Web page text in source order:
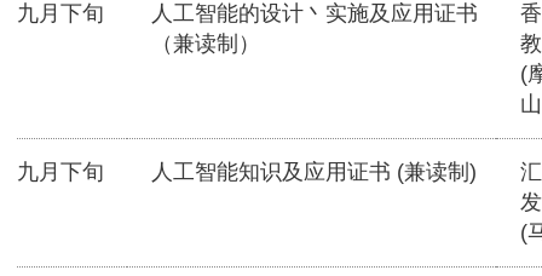
九月下旬
人工智能的设计丶实施及应用证书
（兼读制）
(
九月下旬 人工智能知识及应用证书 (兼读制)
(